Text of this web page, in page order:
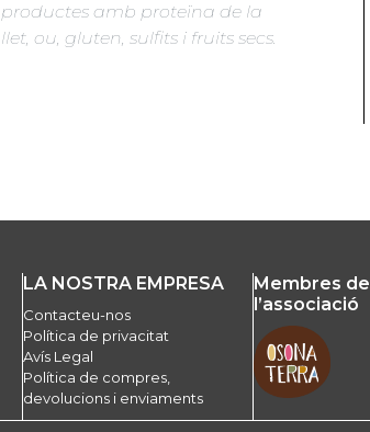
productes amb proteïna de la
llet, ou, gluten, sulfits i fruits secs.
LA NOSTRA EMPRESA
Contacteu-nos
Política de privacitat
Avís Legal
Política de compres,
devolucions i enviaments
Membres de
l’associació